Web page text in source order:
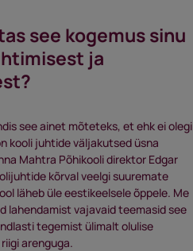
see kogemus sinu
ja
see ainet mõteteks, et ehk ei olegi
kooli juhtide väljakutsed üsna
Mahtra Põhikooli direktor Edgar
kõrval veelgi suuremate
läheb üle eestikeelsele õppele. Me
lahendamist vajavaid teemasid see
tegemist ülimalt olulise
arenguga.